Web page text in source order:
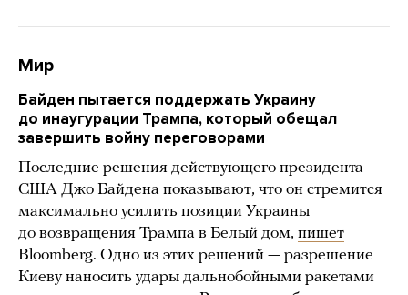
Мир
Байден пытается поддержать Украину
до инаугурации Трампа, который обещал
завершить войну переговорами
Последние решения действующего президента
США Джо Байдена показывают, что он стремится
максимально усилить позиции Украины
до возвращения Трампа в Белый дом, пишет
Bloomberg. Одно из этих решений — разрешение
Киеву наносить удары дальнобойными ракетами